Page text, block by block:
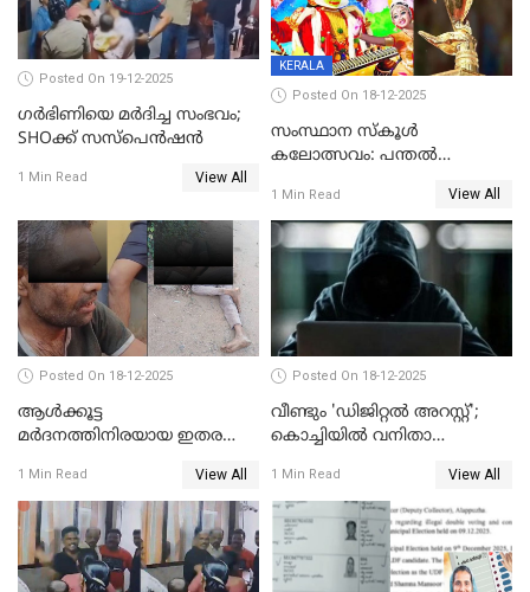
Posted On 19-12-2025
ഗര്‍ഭിണിയെ മർദിച്ച സംഭവം;
SHOക്ക് സസ്പെൻഷൻ
1 Min Read View All
KERALA
Posted On 18-12-2025
സംസ്ഥാന സ്കൂൾ
കലോത്സവം: പന്തൽ
1 Min Read View All
Posted On 18-12-2025
ആൾക്കൂട്ട
മർദനത്തിനിരയായ ഇതര
നടുക്കുന്ന സംഭവം
വാളയാറിൽ
1 Min Read View All
Posted On 18-12-2025
വീണ്ടും 'ഡിജിറ്റല്‍ അറസ്റ്റ്';
കൊച്ചിയില്‍ വനിതാ
കോടി രൂപ
1 Min Read View All